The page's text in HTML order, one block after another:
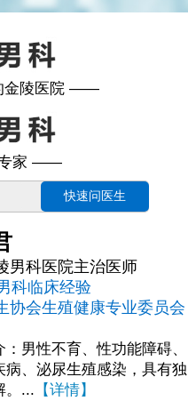
金陵医院 ——
家 ——
快速问医生
男科医院主治医师
科临床经验
协会生殖健康专业委员会
：男性不育、性功能障碍、
病、泌尿生殖感染，具有独
。... 【详情】